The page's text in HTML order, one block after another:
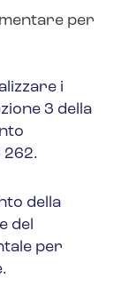
per
i
3 della
262.
della
del
per